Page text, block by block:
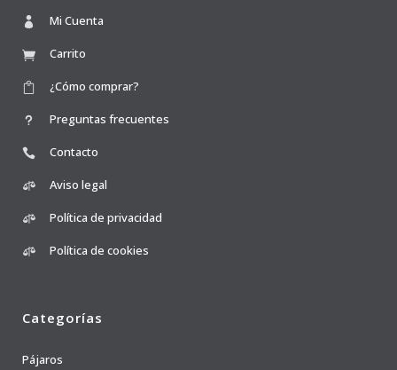
Mi Cuenta
Carrito
¿Cómo comprar?
Preguntas frecuentes
Contacto
Aviso legal
Política de privacidad
Política de cookies
Categorías
Pájaros